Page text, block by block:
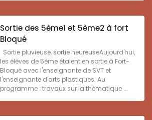
Sortie des 5ème1 et 5ème2 à fort
Bloqué
Sortie pluvieuse, sortie heureuseAujourd'hui,
les élèves de 5ème étaient en sortie à Fort-
Bloqué avec l'enseignante de SVT et
l'enseignante d'arts plastiques. Au
programme : travaux sur la thématique ...